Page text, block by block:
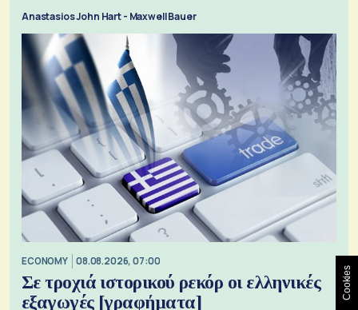
Anastasios John Hart - Maxwell Bauer
ECONOMY 08.08.2026, 07:00
Σε τροχιά ιστορικού ρεκόρ οι ελληνικές
εξαγωγές [γραφήματα]
Cookies